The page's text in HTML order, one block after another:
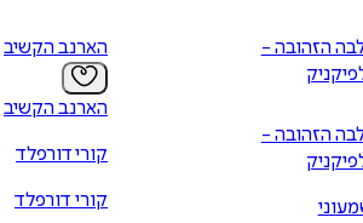
הזהובה -
הזהובה -
הארנב הקשיב
הארנב הקשיב
קורי דורפלד
קורי דורפלד